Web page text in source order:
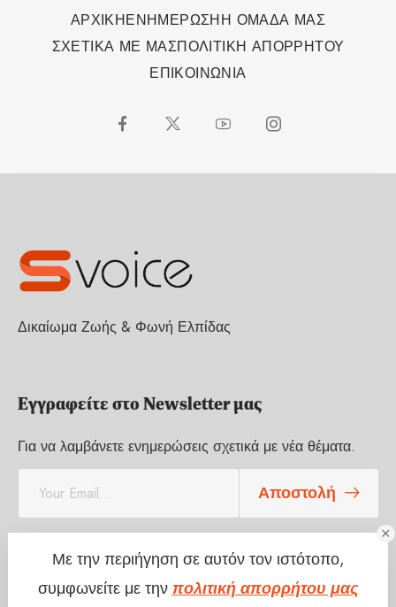
ΑΡΧΙΚΗΕΝΗΜΕΡΩΣΗΗ ΟΜΑΔΑ ΜΑΣ
ΣΧΕΤΙΚΑ ΜΕ ΜΑΣΠΟΛΙΤΙΚΗ ΑΠΟΡΡΗΤΟΥ
ΕΠΙΚΟΙΝΩΝΙΑ
Δικαίωμα Ζωής & Φωνή Ελπίδας
Εγγραφείτε στο Newsletter μας
Για να λαμβάνετε ενημερώσεις σχετικά με νέα θέματα.
a
i
Αποστολή
Με την περιήγηση σε αυτόν τον ιστότοπο,
συμφωνείτε με τηνπολιτική απορρήτου μας